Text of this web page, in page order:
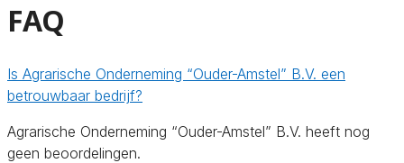
FAQ
Is Agrarische Onderneming “Ouder-Amstel” B.V. een
betrouwbaar bedrijf?
Agrarische Onderneming “Ouder-Amstel” B.V. heeft nog
geen beoordelingen.